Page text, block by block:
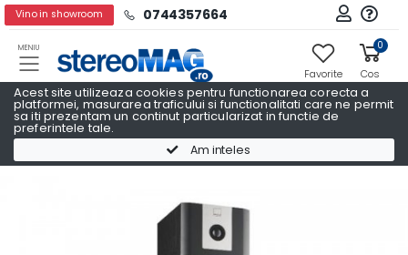
Acest site utilizeaza cookies pentru functionarea corecta a
platformei, masurarea traficului si functionalitati care ne permit
sa iti prezentam un continut particularizat in functie de
preferintele tale.
Am inteles
Vino in showroom 0744357664
MENIU
Favorite
0
Cos
Boxe podea DALI